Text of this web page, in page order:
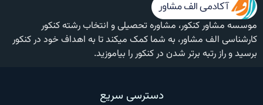
موسسه مشاور کنکور، مشاوره تحصیلی و انتخاب رشته کنکور
کارشناسی الف مشاور، به شما کمک میکند تا به اهداف خود در کنکور
برسید و راز رتبه برتر شدن در کنکور را بیاموزید.
دسترسی سریع